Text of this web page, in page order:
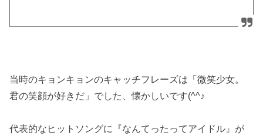
当時のキョンキョンのキャッチフレーズは「微笑少女。
君の笑顔が好きだ」でした、懐かしいです(^^♪
代表的なヒットソングに『なんてったってアイドル』が